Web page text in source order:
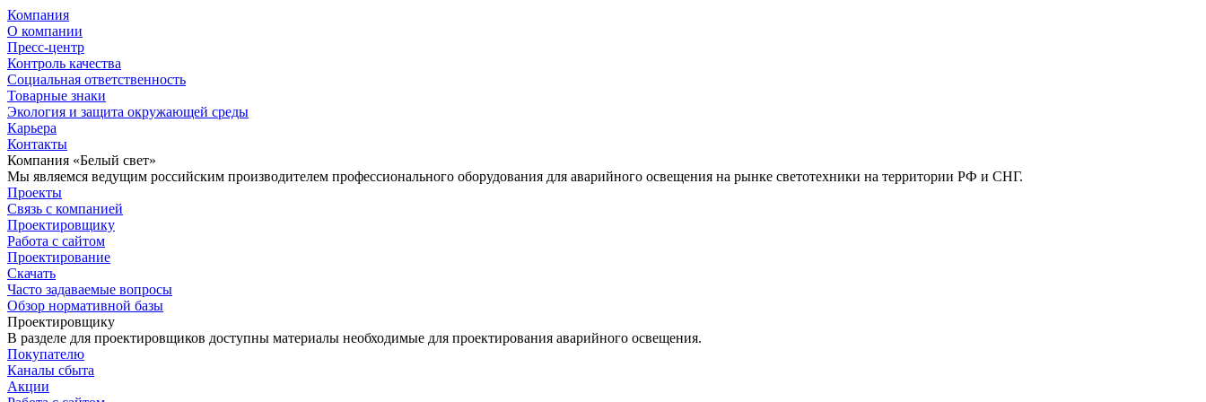
Компания
О компании
Пресс-центр
Контроль качества
Социальная ответственность
Товарные знаки
Экология и защита окружающей среды
Карьера
Контакты
Компания «Белый свет»
Мы являемся ведущим российским производителем профессионального оборудования для аварийного освещения на рынке светотехники на территории РФ и СНГ.
Проекты
Связь с компанией
Проектировщику
Работа с сайтом
Проектирование
Скачать
Часто задаваемые вопросы
Обзор нормативной базы
Проектировщику
В разделе для проектировщиков доступны материалы необходимые для проектирования аварийного освещения.
Покупателю
Каналы сбыта
Акции